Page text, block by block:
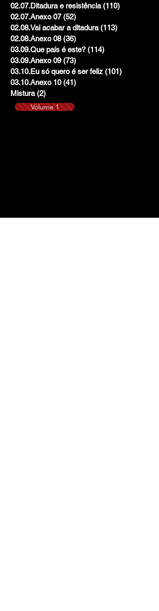
02.07.Ditadura e resistência (110)
02.07.Anexo 07 (52)
02.08.Vai acabar a ditadura (113)
02.08.Anexo 08 (36)
03.09.Que país é este? (114)
03.09.Anexo 09 (73)
03.10.Eu só quero é ser feliz (101)
03.10.Anexo 10 (41)
Mistura (2)
Volume 1